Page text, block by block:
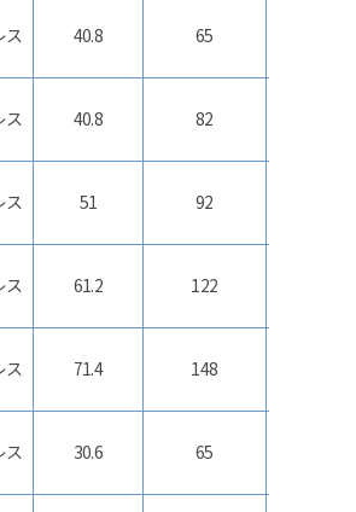
ス 40.8 65
ス 40.8 82
ス 51 92
ス 61.2 122
ス 71.4 148
ス 30.6 65